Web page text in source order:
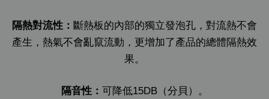
隔熱對流性： 斷熱板的內部的獨立發泡孔，對流熱不會
產生， 熱氣不會亂竄流動，更增加了產品的總體隔熱效
果。
隔音性： 可降低15DB（分貝）。